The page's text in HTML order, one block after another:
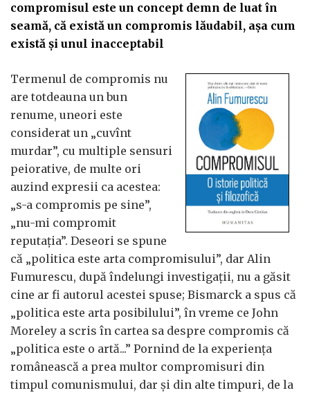
compromisul este un concept demn de luat în
seamă, că există un compromis lăudabil, așa cum
există și unul inacceptabil
Termenul de compromis nu
are totdeauna un bun
renume, uneori este
considerat un „cuvînt
murdar”, cu multiple sensuri
peiorative, de multe ori
auzind expresii ca acestea:
„s-a compromis pe sine”,
„nu-mi compromit
reputația”. Deseori se spune
că „politica este arta compromisului”, dar Alin
Fumurescu, după îndelungi investigații, nu a găsit
cine ar fi autorul acestei spuse; Bismarck a spus că
„politica este arta posibilului”, în vreme ce John
Moreley a scris în cartea sa despre compromis că
„politica este o artă...” Pornind de la experiența
românească a prea multor compromisuri din
timpul comunismului, dar și din alte timpuri, de la